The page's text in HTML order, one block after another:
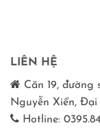
LIÊN HỆ
Căn 19, đường
Nguyễn Xiển,
Hotline: